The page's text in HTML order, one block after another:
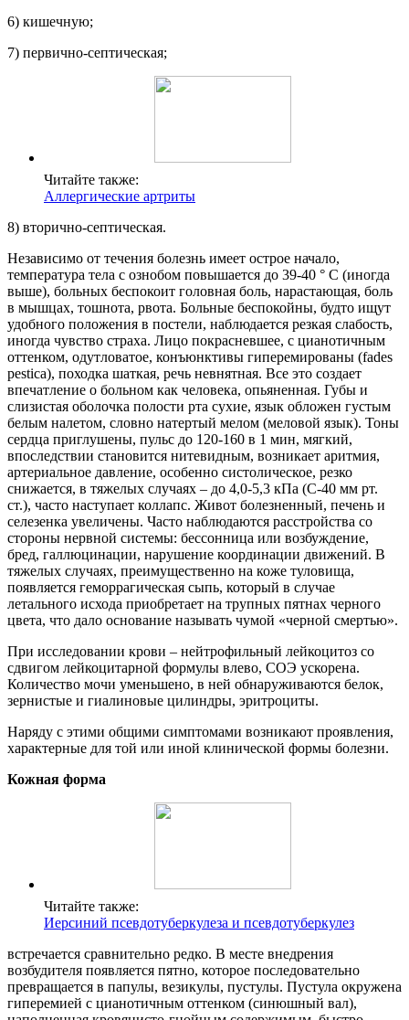
6) кишечную;
7) первично-септическая;
Читайте также:
Аллергические артриты
8) вторично-септическая.
Независимо от течения болезнь имеет острое начало,
температура тела с ознобом повышается до 39-40 ° С (иногда
выше), больных беспокоит головная боль, нарастающая, боль
в мышцах, тошнота, рвота. Больные беспокойны, будто ищут
удобного положения в постели, наблюдается резкая слабость,
иногда чувство страха. Лицо покрасневшее, с цианотичным
оттенком, одутловатое, конъюнктивы гиперемированы (fades
pestica), походка шаткая, речь невнятная. Все это создает
впечатление о больном как человека, опьяненная. Губы и
слизистая оболочка полости рта сухие, язык обложен густым
белым налетом, словно натертый мелом (меловой язык). Тоны
сердца приглушены, пульс до 120-160 в 1 мин, мягкий,
впоследствии становится нитевидным, возникает аритмия,
артериальное давление, особенно систолическое, резко
снижается, в тяжелых случаях – до 4,0-5,3 кПа (С-40 мм рт.
ст.), часто наступает коллапс. Живот болезненный, печень и
селезенка увеличены. Часто наблюдаются расстройства со
стороны нервной системы: бессонница или возбуждение,
бред, галлюцинации, нарушение координации движений. В
тяжелых случаях, преимущественно на коже туловища,
появляется геморрагическая сыпь, который в случае
летального исхода приобретает на трупных пятнах черного
цвета, что дало основание называть чумой «черной смертью».
При исследовании крови – нейтрофильный лейкоцитоз со
сдвигом лейкоцитарной формулы влево, СОЭ ускорена.
Количество мочи уменьшено, в ней обнаруживаются белок,
зернистые и гиалиновые цилиндры, эритроциты.
Наряду с этими общими симптомами возникают проявления,
характерные для той или иной клинической формы болезни.
Кожная форма
Читайте также:
Иерсиний псевдотуберкулеза и псевдотуберкулез
встречается сравнительно редко. В месте внедрения
возбудителя появляется пятно, которое последовательно
превращается в папулы, везикулы, пустулы. Пустула окружена
гиперемией с цианотичным оттенком (синюшный вал),